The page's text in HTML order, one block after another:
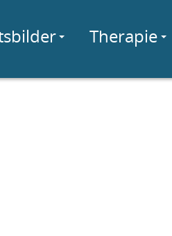
Therapie